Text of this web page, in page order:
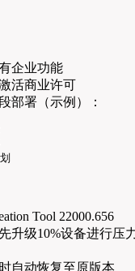
企业功能
活商业许可
部署（示例）：
Tool 22000.656
升级10%设备进行压
自动恢复至原版本